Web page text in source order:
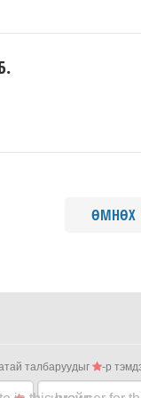
ӨМНӨХ
талбаруудыг -р